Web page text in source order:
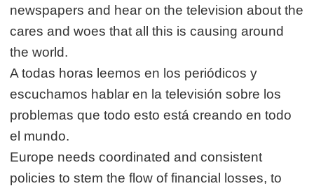
newspapers and hear on the television about the
cares and woes that all this is causing around
the world.
A todas horas leemos en los periódicos y
escuchamos hablar en la televisión sobre los
problemas que todo esto está creando en todo
el mundo.
Europe needs coordinated and consistent
policies to stem the flow of financial losses, to